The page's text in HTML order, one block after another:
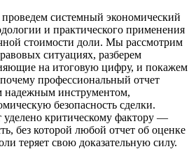
системный экономический
и практического применения
стоимости доли. Мы рассмотрим
ситуациях, разберем
на итоговую цифру, и покажем
профессиональный отчет
надежным инструментом,
безопасность сделки.
уделено критическому фактору —
без которой любой отчет об оценке
теряет свою доказательную силу.